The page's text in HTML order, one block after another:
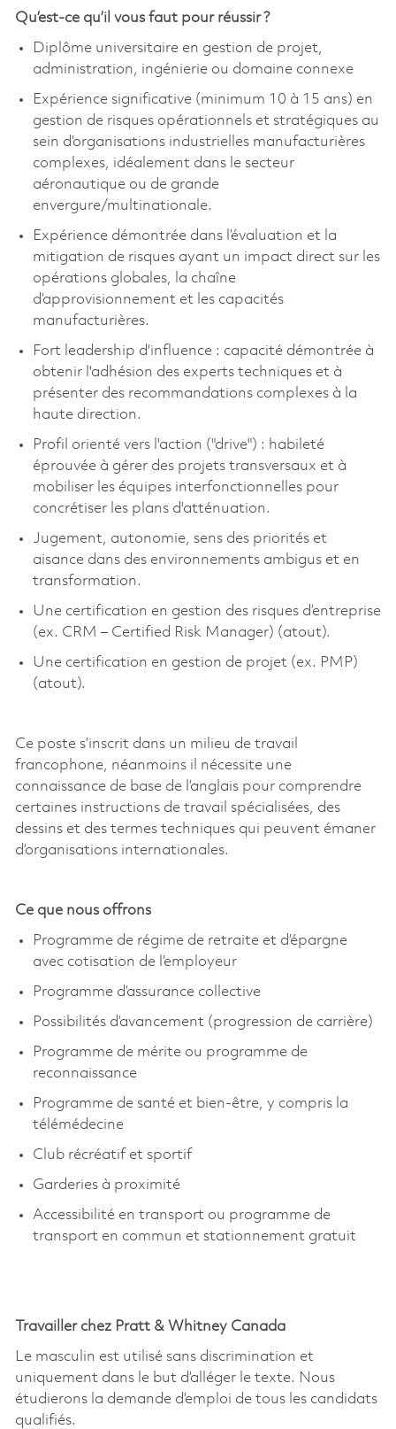
Qu’est-ce qu’il vous faut pour réussir ?
Diplôme universitaire en gestion de projet,
administration, ingénierie ou domaine connexe
Expérience significative (minimum 10 à 15 ans) en
gestion de risques opérationnels et stratégiques au
sein d’organisations industrielles manufacturières
complexes, idéalement dans le secteur
aéronautique ou de grande
envergure/multinationale.
Expérience démontrée dans l’évaluation et la
mitigation de risques ayant un impact direct sur les
opérations globales, la chaîne
d’approvisionnement et les capacités
manufacturières.
Fort leadership d'influence : capacité démontrée à
obtenir l'adhésion des experts techniques et à
présenter des recommandations complexes à la
haute direction.
Profil orienté vers l'action ("drive") : habileté
éprouvée à gérer des projets transversaux et à
mobiliser les équipes interfonctionnelles pour
concrétiser les plans d'atténuation.
Jugement, autonomie, sens des priorités et
aisance dans des environnements ambigus et en
transformation.
Une certification en gestion des risques d’entreprise
(ex. CRM – Certified Risk Manager) (atout).
Une certification en gestion de projet (ex. PMP)
(atout).
Ce poste s’inscrit dans un milieu de travail
francophone, néanmoins il nécessite une
connaissance de base de l’anglais pour comprendre
certaines instructions de travail spécialisées, des
dessins et des termes techniques qui peuvent émaner
d’organisations internationales.
Ce que nous offrons
Programme de régime de retraite et d’épargne
avec cotisation de l’employeur
Programme d’assurance collective
Possibilités d’avancement (progression de carrière)
Programme de mérite ou programme de
reconnaissance
Programme de santé et bien-être, y compris la
télémédecine
Club récréatif et sportif
Garderies à proximité
Accessibilité en transport ou programme de
transport en commun et stationnement gratuit
Travailler chez Pratt & Whitney Canada
Le masculin est utilisé sans discrimination et
uniquement dans le but d’alléger le texte. Nous
étudierons la demande d’emploi de tous les candidats
qualifiés.